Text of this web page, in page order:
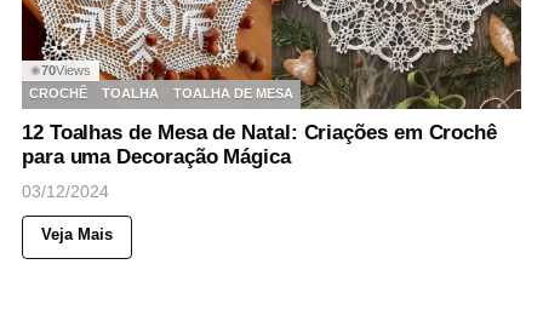
◉70Views
CROCHÊ
TOALHA TOALHA DE MESA
12 Toalhas de Mesa de Natal: Criações em Crochê
para uma Decoração Mágica
03/12/2024
Veja Mais